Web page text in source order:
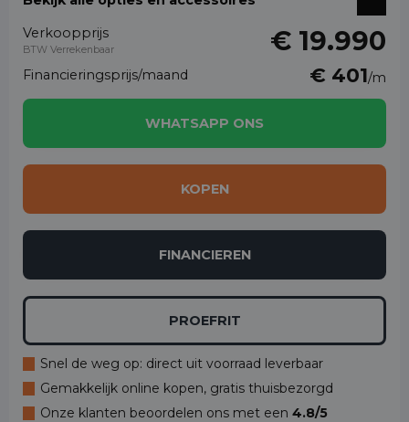
Verkoopprijs
BTW Verrekenbaar € 19.990
Financieringsprijs/maand € 401/m
WHATSAPP ONS
KOPEN
FINANCIEREN
PROEFRIT
Snel de weg op: direct uit voorraad leverbaar
Gemakkelijk online kopen, gratis thuisbezorgd
Onze klanten beoordelen ons met een 4.8/5